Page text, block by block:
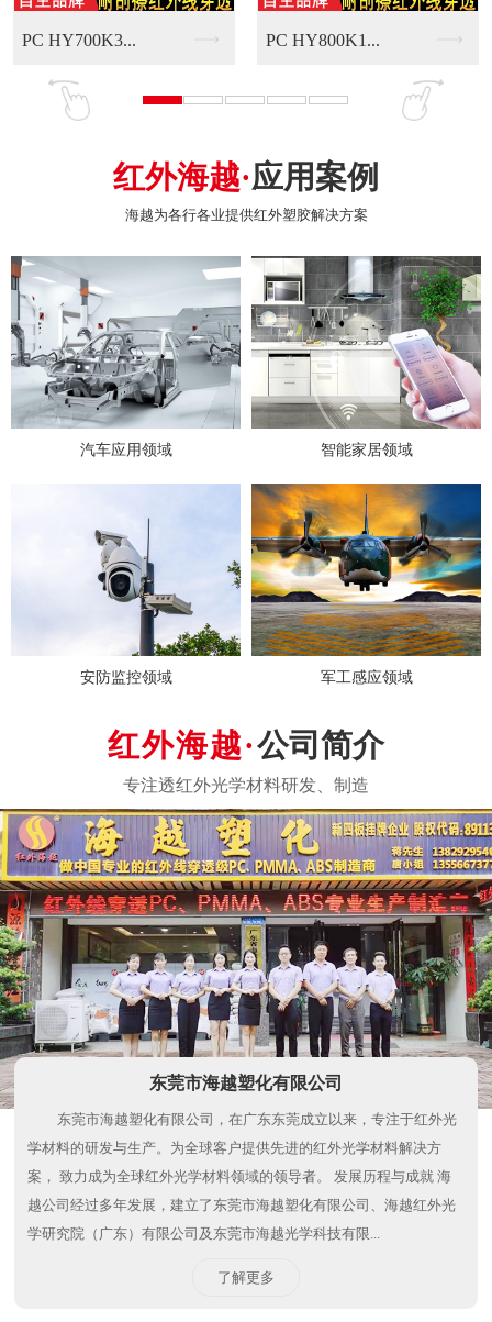
红外海越·应用案例
海越为各行各业提供红外塑胶解决方案
汽车应用领域 智能家居领域
安防监控领域 军工感应领域
公司简介
东莞市海越塑化有限公司
东莞市海越塑化有限公司，在广东东莞成立以来，专注于红外光
学材料的研发与生产。为全球客户提供先进的红外光学材料解决方
案， 致力成为全球红外光学材料领域的领导者。 发展历程与成就 海
越公司经过多年发展，建立了东莞市海越塑化有限公司、海越红外光
学研究院（广东）有限公司及东莞市海越光学科技有限...
了解更多